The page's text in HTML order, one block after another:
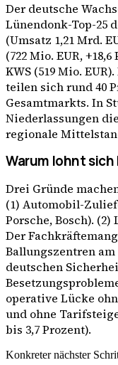
Der deutsche
Lünendonk-Top-25
(Umsatz 1,21 Mrd.
(722 Mio. EUR,
KWS (519 Mio.
teilen sich rund 40
Gesamtmarkts. In
Niederlassungen
regionale
Warum lohnt
Drei Gründe
(1) Automobil-
Porsche, Bosch).
Der
Ballungszentren
deutschen
operative Lücke
und ohne
bis 3,7 Prozent).
Konkreter nächster